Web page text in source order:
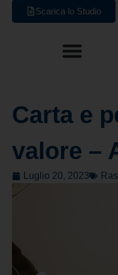
Scarica lo Studio
Carta e
valore –
Luglio 20, 2023